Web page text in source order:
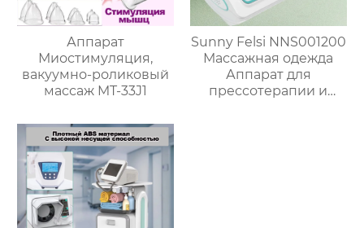
Аппарат
Миостимуляция,
вакуумно-роликовый
массаж MT-33J1
Sunny Felsi NNS001200
Массажная одежда
Аппарат для
прессотерапии и